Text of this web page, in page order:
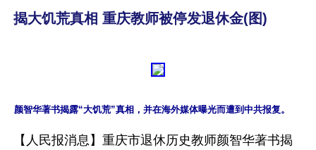
揭大饥荒真相 重庆教师被停发退休金(图)
【人民报消息】重庆市退休历史教师颜智华著书揭